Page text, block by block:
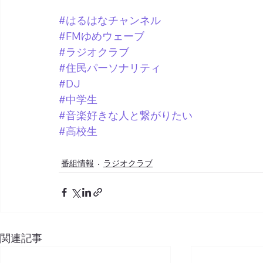
#はるはなチャンネル
#FMゆめウェーブ
#ラジオクラブ
#住民パーソナリティ
#DJ
#中学生
#音楽好きな人と繋がりたい
#高校生
番組情報 ラジオクラブ
関連記事